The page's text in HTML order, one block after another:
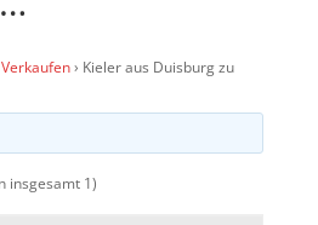
› Kieler aus Duisburg zu
insgesamt 1)